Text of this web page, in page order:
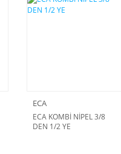
ECA
ECA KOMBİ NİPEL 3/8
DEN 1/2 YE